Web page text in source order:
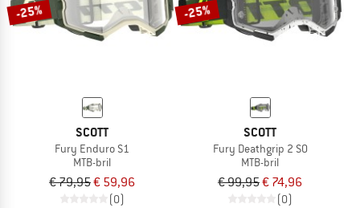
-25%
SCOTT
Fury Enduro S1
MTB-bril
€ 79,95€ 59,96
(0)
-25%
SCOTT
Fury Deathgrip 2 S0
MTB-bril
€ 99,95€ 74,96
(0)